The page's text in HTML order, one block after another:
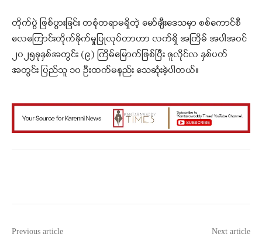
တိုက်ပွဲ ဖြစ်ပွားခြင်း တစုံတရာမရှိတဲ့ မော်ချီးဒေသမှာ စစ်ကောင်စီ
လေကြောင်းတိုက်ခိုက်မှုပြုလုပ်တာဟာ လက်ရှိ အကြိမ် အပါအဝင်
၂၀၂၅ခုနှစ်အတွင်း (၉) ကြိမ်မြောက်ဖြစ်ပြီး ဇူလိုင်လ နှစ်ပတ်
အတွင်း ပြည်သူ ၁၀ ဦးထက်မနည်း သေဆုံးခဲ့ပါတယ်။
Previous article Next article